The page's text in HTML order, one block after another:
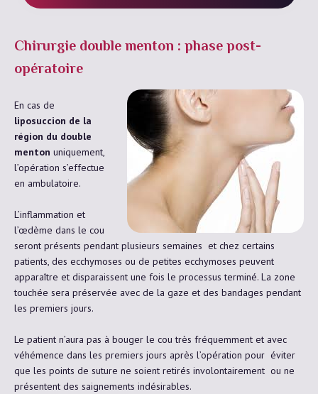
Chirurgie double menton : phase post-
opératoire
En cas de
liposuccion de la
région du double
menton uniquement,
l’opération s’effectue
en ambulatoire.
L’inflammation et
l’œdème dans le cou
seront présents pendant plusieurs semaines et chez certains
patients, des ecchymoses ou de petites ecchymoses peuvent
apparaître et disparaissent une fois le processus terminé. La zone
touchée sera préservée avec de la gaze et des bandages pendant
les premiers jours.
Le patient n’aura pas à bouger le cou très fréquemment et avec
véhémence dans les premiers jours après l’opération pour éviter
que les points de suture ne soient retirés involontairement ou ne
présentent des saignements indésirables.